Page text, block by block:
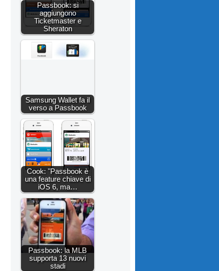
Passbook: si
aggiungono
Ticketmaster e
Sheraton
Samsung Wallet fa il
verso a Passbook
Cook: "Passbook è
una feature chiave di
iOS 6, ma…
Passbook: la MLB
supporta 13 nuovi
stadi